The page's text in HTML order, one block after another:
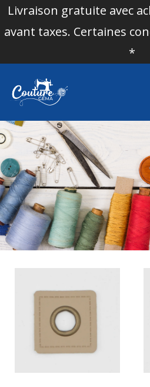
Livraison gratuite avec
avant taxes. Certaines
*